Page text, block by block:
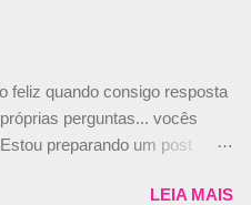
disse ainda que a suposta
à realidade. “O suposto 15%
menor do que aquilo que
trazer: italianos, r...
estar há tantos anos na
Formula 1 (@F1) October 8,
feliz quando consigo resposta
perguntas... vocês
preparando um post
ela, aqui no Octeto. No meio
LEIA MAIS